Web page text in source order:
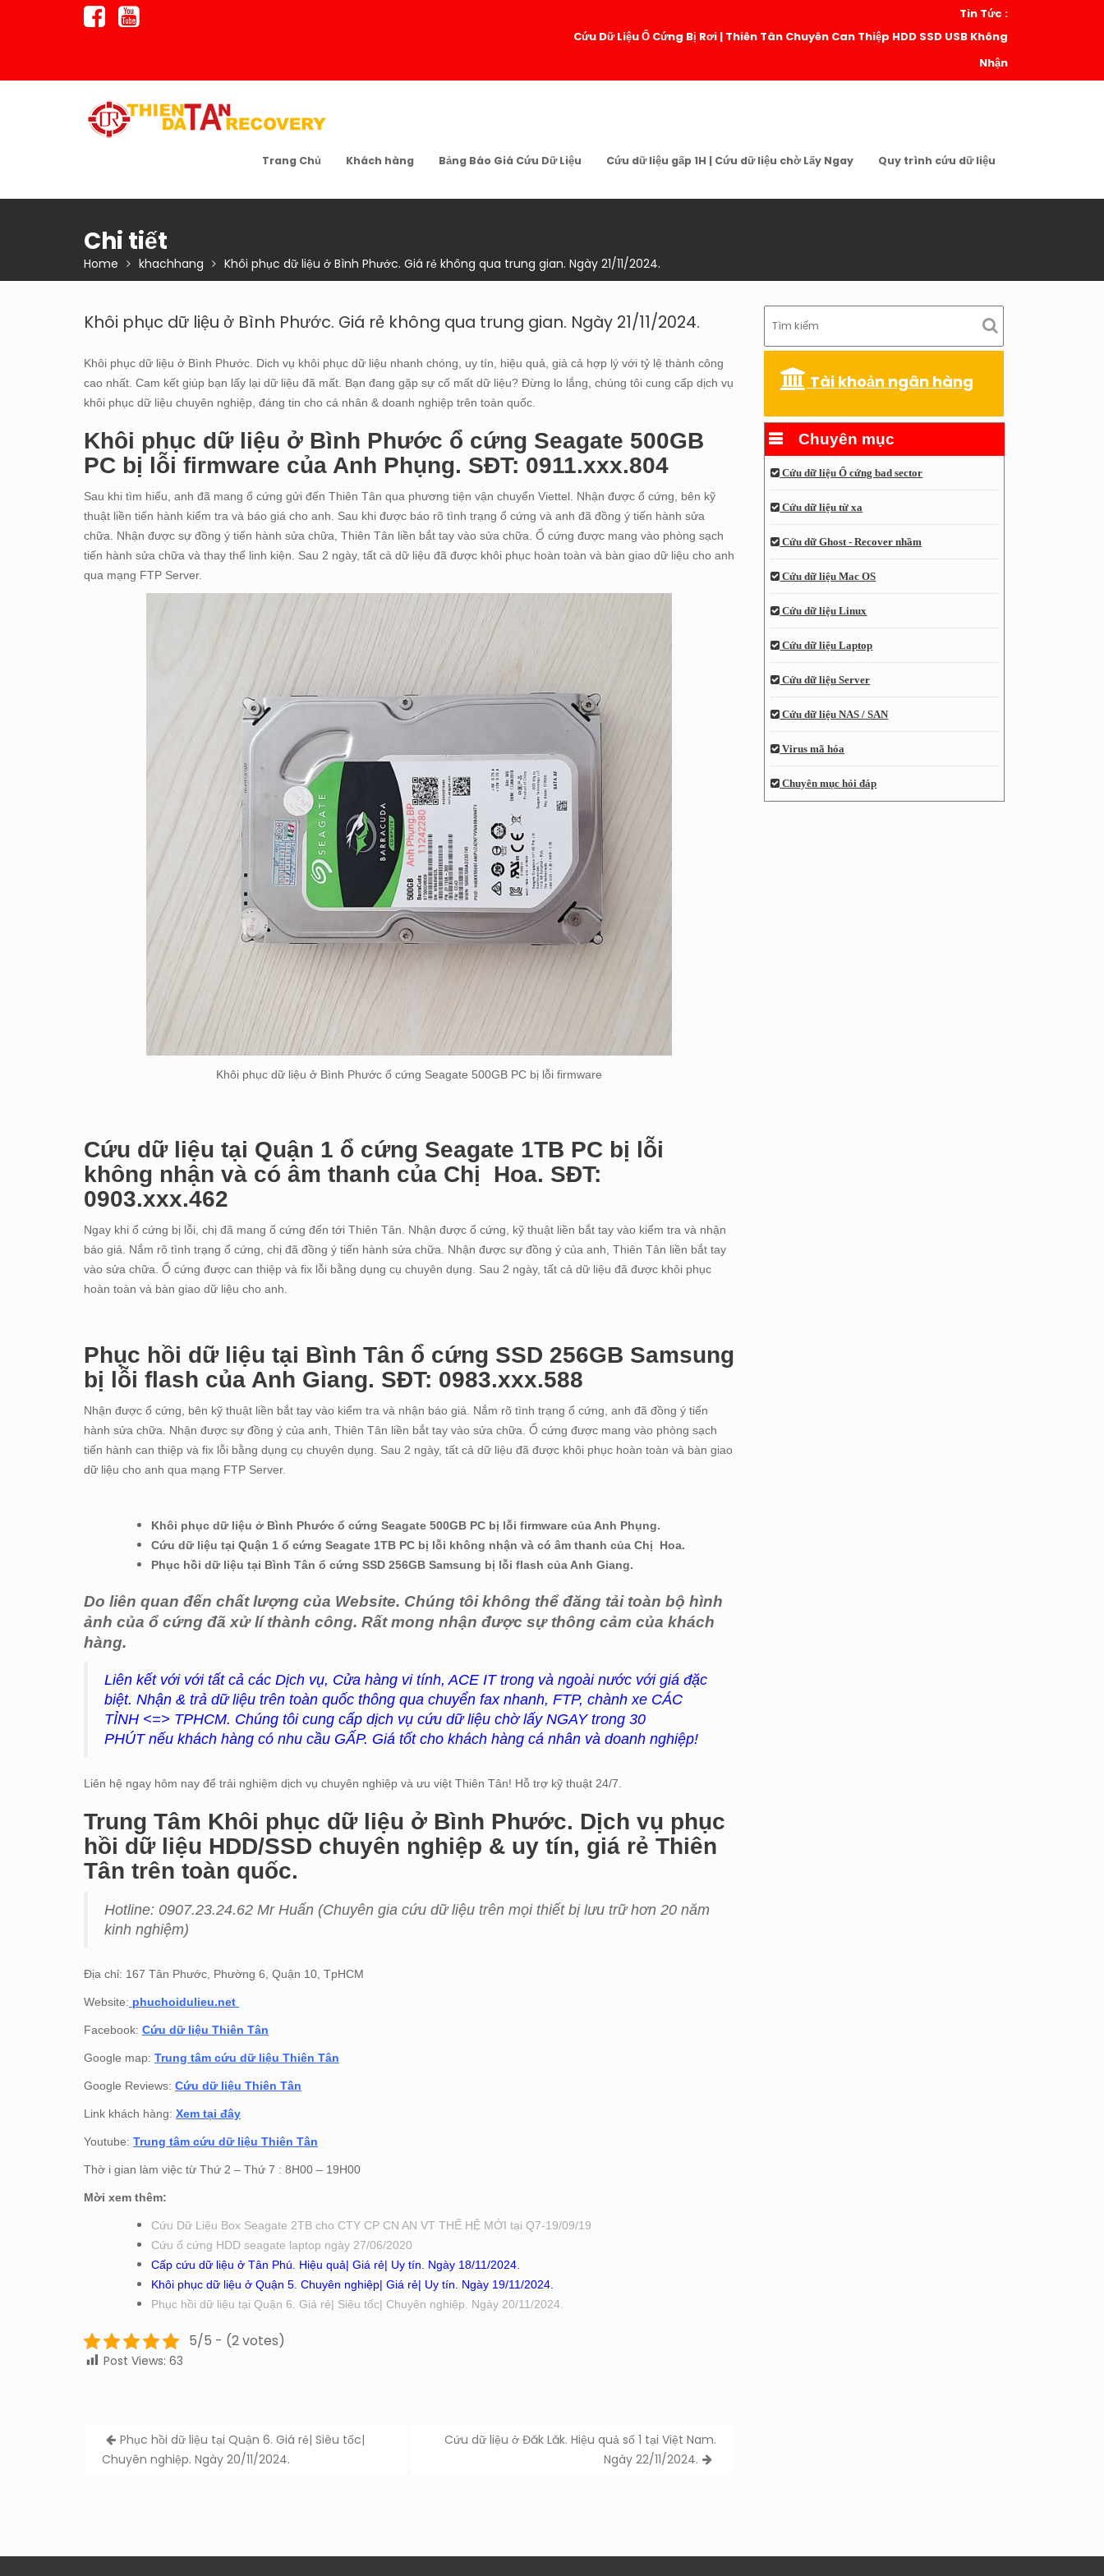
Tin Tức :
Cứu Dữ Liệu Ổ Cứng Bị Rơi | Thiên Tân Chuyên Can Thiệp HDD SSD USB Không
Nhận
Trang Chủ Khách hàng Bảng Báo Giá Cứu Dữ Liệu Cứu dữ liệu gấp 1H | Cứu dữ liệu chờ Lấy Ngay Quy trình cứu dữ liệu
Chi tiết
Home khachhang Khôi phục dữ liệu ở Bình Phước. Giá rẻ không qua trung gian. Ngày 21/11/2024.
Khôi phục dữ liệu ở Bình Phước. Giá rẻ không qua trung gian. Ngày 21/11/2024.
Khôi phục dữ liệu ở Bình Phước. Dich vụ khôi phục dữ liệu nhanh chóng, uy tín, hiệu quả, giả cả hợp lý với tỷ lệ thành công
cao nhất. Cam kết giúp bạn lấy lại dữ liệu đã mất. Bạn đang gặp sự cố mất dữ liệu? Đừng lo lắng, chúng tôi cung cấp dịch vụ
khôi phục dữ liệu chuyên nghiệp, đáng tin cho cá nhân & doanh nghiệp trên toàn quốc.
Khôi phục dữ liệu ở Bình Phước ổ cứng Seagate 500GB
PC bị lỗi firmware của Anh Phụng. SĐT: 0911.xxx.804
Sau khi tìm hiểu, anh đã mang ổ cứng gửi đến Thiên Tân qua phương tiện vận chuyển Viettel. Nhận được ổ cứng, bên kỹ
thuật liền tiến hành kiểm tra và báo giá cho anh. Sau khi được báo rõ tình trạng ổ cứng và anh đã đồng ý tiến hành sửa
chữa. Nhận được sự đồng ý tiến hành sửa chữa, Thiên Tân liền bắt tay vào sửa chữa. Ổ cứng được mang vào phòng sạch
tiến hành sửa chữa và thay thế linh kiện. Sau 2 ngày, tất cả dữ liệu đã được khôi phục hoàn toàn và bàn giao dữ liệu cho anh
qua mạng FTP Server.
Khôi phục dữ liệu ở Bình Phước ổ cứng Seagate 500GB PC bị lỗi firmware
Cứu dữ liệu tại Quận 1 ổ cứng Seagate 1TB PC bị lỗi
không nhận và có âm thanh của Chị Hoa. SĐT:
0903.xxx.462
Ngay khi ổ cứng bị lỗi, chị đã mang ổ cứng đến tới Thiên Tân. Nhận được ổ cứng, kỹ thuật liền bắt tay vào kiểm tra và nhận
báo giá. Nắm rõ tình trạng ổ cứng, chị đã đồng ý tiến hành sửa chữa. Nhận được sự đồng ý của anh, Thiên Tân liền bắt tay
vào sửa chữa. Ổ cứng được can thiệp và fix lỗi bằng dụng cụ chuyên dụng. Sau 2 ngày, tất cả dữ liệu đã được khôi phục
hoàn toàn và bàn giao dữ liệu cho anh.
Phục hồi dữ liệu tại Bình Tân ổ cứng SSD 256GB Samsung
bị lỗi flash của Anh Giang. SĐT: 0983.xxx.588
Nhận được ổ cứng, bên kỹ thuật liền bắt tay vào kiểm tra và nhận báo giá. Nắm rõ tình trạng ổ cứng, anh đã đồng ý tiến
hành sửa chữa. Nhận được sự đồng ý của anh, Thiên Tân liền bắt tay vào sửa chữa. Ổ cứng được mang vào phòng sạch
tiến hành can thiệp và fix lỗi bằng dụng cụ chuyên dụng. Sau 2 ngày, tất cả dữ liệu đã được khôi phục hoàn toàn và bàn giao
dữ liệu cho anh qua mạng FTP Server.
Khôi phục dữ liệu ở Bình Phước ổ cứng Seagate 500GB PC bị lỗi firmware của Anh Phụng.
Cứu dữ liệu tại Quận 1 ổ cứng Seagate 1TB PC bị lỗi không nhận và có âm thanh của Chị Hoa.
Phục hồi dữ liệu tại Bình Tân ổ cứng SSD 256GB Samsung bị lỗi flash của Anh Giang.
Do liên quan đến chất lượng của Website. Chúng tôi không thể đăng tải toàn bộ hình
ảnh của ổ cứng đã xử lí thành công. Rất mong nhận được sự thông cảm của khách
hàng.
Liên kết với với tất cả các Dịch vụ, Cửa hàng vi tính, ACE IT trong và ngoài nước với giá đặc
biệt. Nhận & trả dữ liệu trên toàn quốc thông qua chuyển fax nhanh, FTP, chành xe CÁC
TỈNH <=> TPHCM. Chúng tôi cung cấp dịch vụ cứu dữ liệu chờ lấy NGAY trong 30
PHÚT nếu khách hàng có nhu cầu GẤP. Giá tốt cho khách hàng cá nhân và doanh nghiệp!
Liên hệ ngay hôm nay để trải nghiệm dịch vụ chuyên nghiệp và ưu việt Thiên Tân! Hỗ trợ kỹ thuật 24/7.
Trung Tâm Khôi phục dữ liệu ở Bình Phước. Dịch vụ phục
hồi dữ liệu HDD/SSD chuyên nghiệp & uy tín, giá rẻ Thiên
Tân trên toàn quốc.
Hotline: 0907.23.24.62 Mr Huấn (Chuyên gia cứu dữ liệu trên mọi thiết bị lưu trữ hơn 20 năm
kinh nghiệm)
Địa chỉ: 167 Tân Phước, Phường 6, Quận 10, TpHCM
Website: phuchoidulieu.net
Facebook: Cứu dữ liệu Thiên Tân
Google map: Trung tâm cứu dữ liệu Thiên Tân
Google Reviews: Cứu dữ liệu Thiên Tân
Link khách hàng: Xem tại đây
Youtube: Trung tâm cứu dữ liệu Thiên Tân
Thờ i gian làm việc từ Thứ 2 – Thứ 7 : 8H00 – 19H00
Mời xem thêm:
Cứu Dữ Liệu Box Seagate 2TB cho CTY CP CN AN VT THẾ HỆ MỚI tại Q7-19/09/19
Cứu ổ cứng HDD seagate laptop ngày 27/06/2020
Cấp cứu dữ liệu ở Tân Phú. Hiệu quả| Giá rẻ| Uy tín. Ngày 18/11/2024.
Khôi phục dữ liệu ở Quận 5. Chuyên nghiệp| Giá rẻ| Uy tín. Ngày 19/11/2024.
Phục hồi dữ liệu tại Quận 6. Giá rẻ| Siêu tốc| Chuyên nghiệp. Ngày 20/11/2024.
5/5 - (2 votes)
Post Views: 63
Post
navigation
Phục hồi dữ liệu tại Quận 6. Giá rẻ| Siêu tốc|
Chuyên nghiệp. Ngày 20/11/2024.
Cứu dữ liệu ở Đăk Lăk. Hiệu quả số 1 tại Việt Nam.
Ngày 22/11/2024.
Tài khoản ngân hàng
Chuyên mục
Cứu dữ liệu Ổ cứng bad sector
Cứu dữ liệu từ xa
Cứu dữ Ghost - Recover nhầm
Cứu dữ liệu Mac OS
Cứu dữ liệu Linux
Cứu dữ liệu Laptop
Cứu dữ liệu Server
Cứu dữ liệu NAS / SAN
Virus mã hóa
Chuyên mục hỏi đáp